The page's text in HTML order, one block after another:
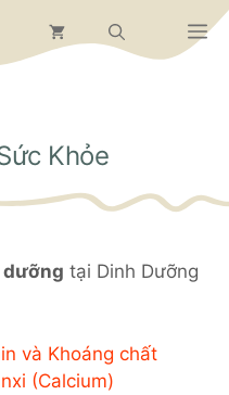
Khỏe
dưỡng tại Dinh Dưỡng
và Khoáng chất
(Calcium)